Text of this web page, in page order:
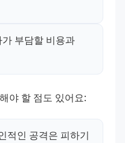
부담할 비용과
야 할 점도 있어요:
적인 공격은 피하기